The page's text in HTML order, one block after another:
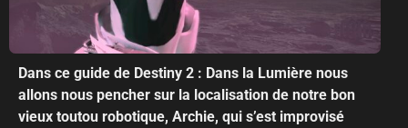
Dans ce guide de Destiny 2 : Dans la Lumière nous
allons nous pencher sur la localisation de notre bon
vieux toutou robotique, Archie, qui s’est improvisé